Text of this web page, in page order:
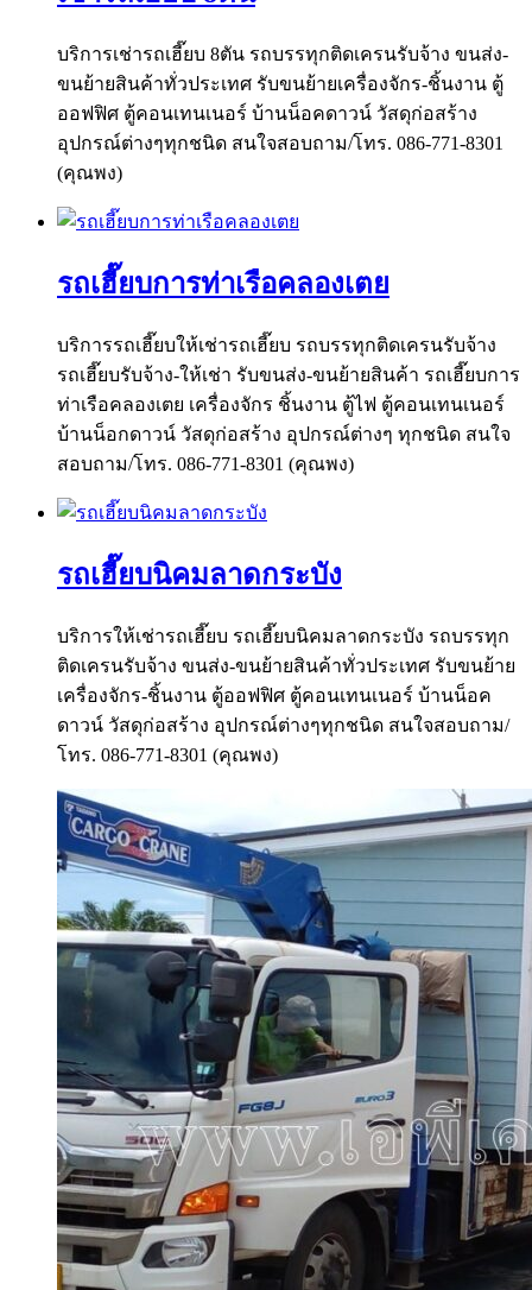
บริการเช่ารถเฮี๊ยบ 8ตัน รถบรรทุกติดเครนรับจ้าง ขนส่ง-
ขนย้ายสินค้าทั่วประเทศ รับขนย้ายเครื่องจักร-ชิ้นงาน ตู้
ออฟฟิศ ตู้คอนเทนเนอร์ บ้านน็อคดาวน์ วัสดุก่อสร้าง
อุปกรณ์ต่างๆทุกชนิด สนใจสอบถาม/โทร. 086-771-8301
(คุณพง)
รถเฮี๊ยบการท่าเรือคลองเตย
บริการรถเฮี๊ยบให้เช่ารถเฮี๊ยบ รถบรรทุกติดเครนรับจ้าง
รถเฮี๊ยบรับจ้าง-ให้เช่า รับขนส่ง-ขนย้ายสินค้า รถเฮี๊ยบการ
ท่าเรือคลองเตย เครื่องจักร ชิ้นงาน ตู้ไฟ ตู้คอนเทนเนอร์
บ้านน็อกดาวน์ วัสดุก่อสร้าง อุปกรณ์ต่างๆ ทุกชนิด สนใจ
สอบถาม/โทร. 086-771-8301 (คุณพง)
รถเฮี๊ยบนิคมลาดกระบัง
บริการให้เช่ารถเฮี๊ยบ รถเฮี๊ยบนิคมลาดกระบัง รถบรรทุก
ติดเครนรับจ้าง ขนส่ง-ขนย้ายสินค้าทั่วประเทศ รับขนย้าย
เครื่องจักร-ชิ้นงาน ตู้ออฟฟิศ ตู้คอนเทนเนอร์ บ้านน็อค
ดาวน์ วัสดุก่อสร้าง อุปกรณ์ต่างๆทุกชนิด สนใจสอบถาม/
โทร. 086-771-8301 (คุณพง)